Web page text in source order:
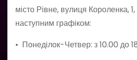
місто Рівне, вулиця Короленка,
наступним графіком:
• Понеділок-Четвер: з 10.00 до